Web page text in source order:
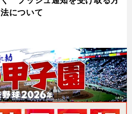
法について